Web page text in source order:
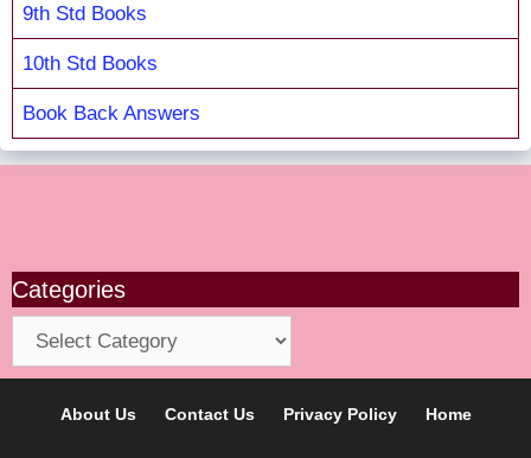
9th Std Books
10th Std Books
Book Back Answers
Categories
Categories
About Us Contact Us Privacy Policy Home